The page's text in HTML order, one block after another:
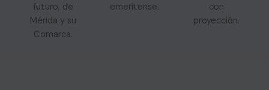
futuro, de
Mérida y su
Comarca.
emeritense.
con
proyección.